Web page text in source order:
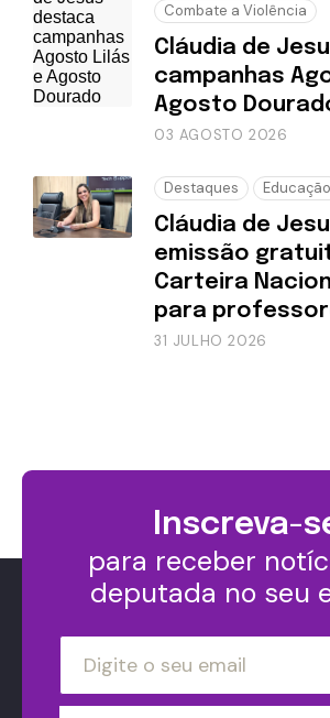
Combate a Violência
Cláudia de
campanhas
Agosto
03 AGOSTO 2026
Destaques Educação
Cláudia de
emissão
Carteira
para
31 JULHO 2026
Inscreva-
para receber
deputada no seu